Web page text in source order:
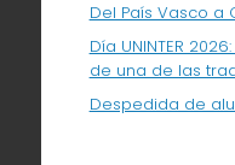
Del País Vasco a
Día UNINTER
de una de las
Despedida de